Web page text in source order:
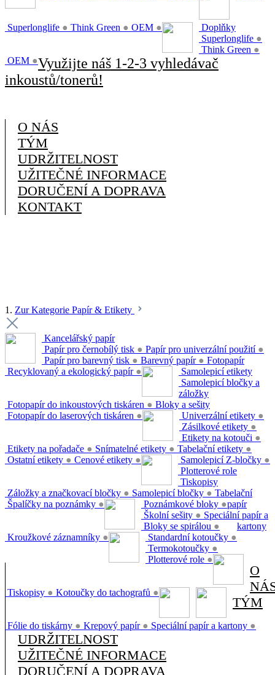
Superlonglife ● Think Green ● OEM ●
Doplňky
Superlonglife ●
Think Green ●
OEM ●Využijte náš 1-2-3 vyhledávač
inkoustů/tonerů!
O NÁS
TÝM
UDRŽITELNOST
UŽITEČNÉ INFORMACE
DORUČENÍ A DOPRAVA
KONTAKT
1. Zur Kategorie Papír & Etikety
Kancelářský papír
Papír pro černobílý tisk ● Papír pro univerzální použití ●
Papír pro barevný tisk ● Barevný papír ●
Recyklovaný a ekologický papír ●
Fotopapír
Fotopapír do inkoustových tiskáren ●
Fotopapír do laserových tiskáren ●
Samolepicí etikety
Univerzální etikety ●
Zásilkové etikety ●
Etikety na kotouči ●
Etikety na pořadače ● Snímatelné etikety ● Tabelační etikety ●
Ostatní etikety ● Cenové etikety ●
Samolepicí bločky a
záložky
Samolepicí Z-bločky ●
Záložky a značkovací bločky ● Samolepicí bločky ●
Špalíčky na poznámky ●
Bloky a sešity
Poznámkové bloky ●
Školní sešity ●
Bloky se spirálou ●
Kroužkové záznamníky ●
Plotterové role
Standardní kotoučky ●
Termokotoučky ●
Plotterové role ●
Tiskopisy
Tiskopisy ● Kotoučky do tachografů ●
Tabelační
papír
Speciální papír a
kartony
Fólie do tiskárny ● Krepový papír ● Speciální papír a kartony ●
O
TÝM
UDRŽITELNOST
UŽITEČNÉ INFORMACE
DORUČENÍ A DOPRAVA